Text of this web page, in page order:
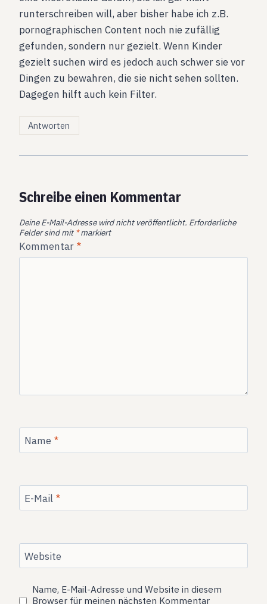
runterschreiben will, aber bisher habe ich z.B.
pornographischen Content noch nie zufällig
gefunden, sondern nur gezielt. Wenn Kinder
gezielt suchen wird es jedoch auch schwer sie vor
Dingen zu bewahren, die sie nicht sehen sollten.
Dagegen hilft auch kein Filter.
Antworten
Schreibe einen Kommentar
Deine E-Mail-Adresse wird nicht veröffentlicht. Erforderliche
Felder sind mit *markiert
Kommentar *
Name *
E-Mail *
Website
Name, E-Mail-Adresse und Website in diesem
Browser für meinen nächsten Kommentar